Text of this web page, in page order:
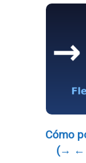
Cómo
(→ ←